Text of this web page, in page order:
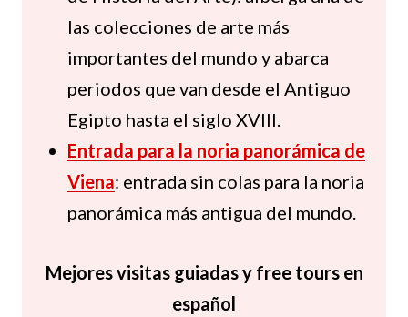
las colecciones de arte más
importantes del mundo y abarca
periodos que van desde el Antiguo
Egipto hasta el siglo XVIII.
Entrada para la noria panorámica de
Viena: entrada sin colas para la noria
panorámica más antigua del mundo.
Mejores visitas guiadas y free tours en
español